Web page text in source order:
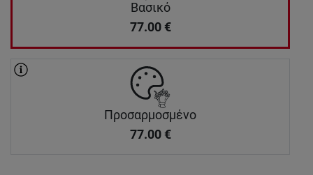
Βασικό
77.00 €
Προσαρμοσμένο
77.00 €